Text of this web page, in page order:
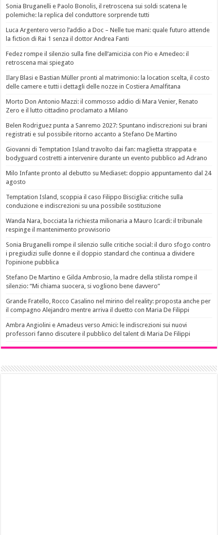
Sonia Bruganelli e Paolo Bonolis, il retroscena sui soldi scatena le
polemiche: la replica del conduttore sorprende tutti
Luca Argentero verso l’addio a Doc – Nelle tue mani: quale futuro attende
la fiction di Rai 1 senza il dottor Andrea Fanti
Fedez rompe il silenzio sulla fine dell’amicizia con Pio e Amedeo: il
retroscena mai spiegato
Ilary Blasi e Bastian Müller pronti al matrimonio: la location scelta, il costo
delle camere e tutti i dettagli delle nozze in Costiera Amalfitana
Morto Don Antonio Mazzi: il commosso addio di Mara Venier, Renato
Zero e il lutto cittadino proclamato a Milano
Belen Rodriguez punta a Sanremo 2027: Spuntano indiscrezioni sui brani
registrati e sul possibile ritorno accanto a Stefano De Martino
Giovanni di Temptation Island travolto dai fan: maglietta strappata e
bodyguard costretti a intervenire durante un evento pubblico ad Adrano
Milo Infante pronto al debutto su Mediaset: doppio appuntamento dal 24
agosto
Temptation Island, scoppia il caso Filippo Bisciglia: critiche sulla
conduzione e indiscrezioni su una possibile sostituzione
Wanda Nara, bocciata la richiesta milionaria a Mauro Icardi: il tribunale
respinge il mantenimento provvisorio
Sonia Bruganelli rompe il silenzio sulle critiche social: il duro sfogo contro
i pregiudizi sulle donne e il doppio standard che continua a dividere
l’opinione pubblica
Stefano De Martino e Gilda Ambrosio, la madre della stilista rompe il
silenzio: “Mi chiama suocera, si vogliono bene davvero”
Grande Fratello, Rocco Casalino nel mirino del reality: proposta anche per
il compagno Alejandro mentre arriva il duetto con Maria De Filippi
Ambra Angiolini e Amadeus verso Amici: le indiscrezioni sui nuovi
professori fanno discutere il pubblico del talent di Maria De Filippi